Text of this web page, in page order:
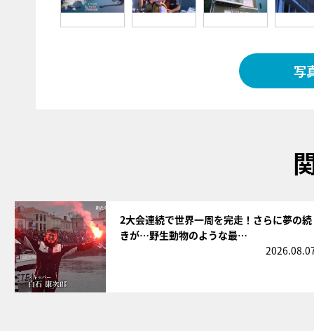
写
2大会連続で世界一周を完走！さらに夢の続
きが…野生動物のような最…